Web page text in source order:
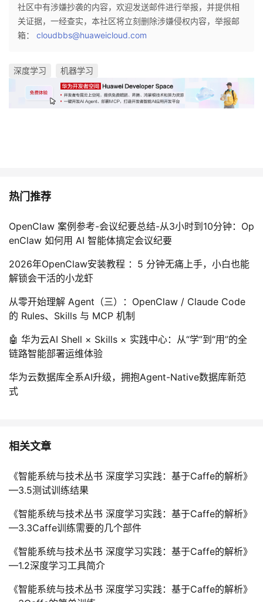
社区中有涉嫌抄袭的内容，欢迎发送邮件进行举报，并提供相
关证据，一经查实，本社区将立刻删除涉嫌侵权内容，举报邮
箱： cloudbbs@huaweicloud.com
深度学习 机器学习
热门推荐
OpenClaw 案例参考-会议纪要总结-从3小时到10分钟：Op
enClaw 如何用 AI 智能体搞定会议纪要
2026年OpenClaw安装教程 ：5 分钟无痛上手，小白也能
解锁会干活的小龙虾
从零开始理解 Agent（三）：OpenClaw / Claude Code
的 Rules、Skills 与 MCP 机制
🤖 华为云AI Shell × Skills × 实践中心：从“学”到“用”的全
链路智能部署运维体验
华为云数据库全系AI升级，拥抱Agent-Native数据库新范
式
相关文章
《智能系统与技术丛书 深度学习实践：基于Caffe的解析》
—3.5测试训练结果
《智能系统与技术丛书 深度学习实践：基于Caffe的解析》
—3.3Caffe训练需要的几个部件
《智能系统与技术丛书 深度学习实践：基于Caffe的解析》
—1.2深度学习工具简介
《智能系统与技术丛书 深度学习实践：基于Caffe的解析》